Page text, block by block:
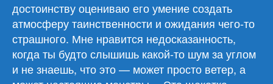
достоинству оцениваю его умение создать
атмосферу таинственности и ожидания чего-то
страшного. Мне нравится недосказанность,
когда ты будто слышишь какой-то шум за углом
и не знаешь, что это — может просто ветер, а